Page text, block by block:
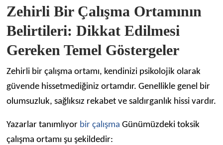
Zehirli Bir Çalışma Ortamının
Belirtileri: Dikkat Edilmesi
Gereken Temel Göstergeler
Zehirli bir çalışma ortamı, kendinizi psikolojik olarak
güvende hissetmediğiniz ortamdır. Genellikle genel bir
olumsuzluk, sağlıksız rekabet ve saldırganlık hissi vardır.
Yazarlar tanımlıyor bir çalışma Günümüzdeki toksik
çalışma ortamı şu şekildedir: